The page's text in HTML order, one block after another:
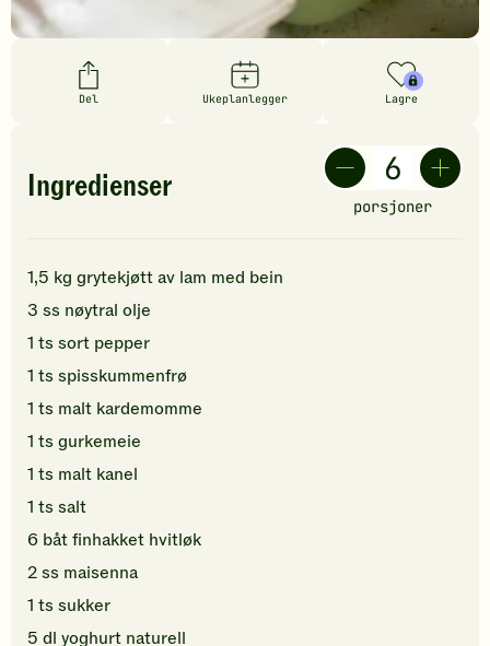
Del Ukeplanlegger Lagre
Ingredienser
porsjoner
1,5 kg grytekjøtt av lam med bein
3 ss nøytral olje
1 ts sort pepper
1 ts spisskummenfrø
1 ts malt kardemomme
1 ts gurkemeie
1 ts malt kanel
1 ts salt
6 båtfinhakket hvitløk
2ss maisenna
1 ts sukker
5 dl yoghurt naturell